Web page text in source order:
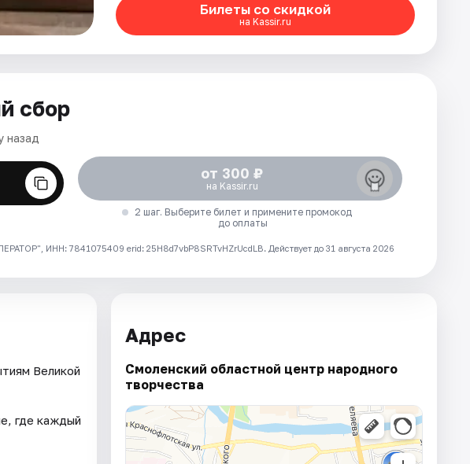
Билеты со скидкой
на Kassir.ru
сбор
назад
от 300 ₽
на Kassir.ru
2 шаг. Выберите билет и примените промокод
до оплаты
ИНН: 7841075409 erid: 25H8d7vbP8SRTvHZrUcdLB. Действует до 31 августа 2026
Великой
где каждый
Адрес
Смоленский областной центр народного
творчества